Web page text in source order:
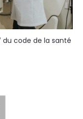
du code de la santé